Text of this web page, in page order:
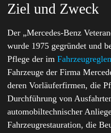
Ziel und Zweck
Der „Mercedes-Benz
wurde 1975 gegründet und
Pflege der im
Fahrzeuge der Firma
deren Vorläuferfirmen, die
Durchführung von
automobiltechnischer
Fahrzeugrestauration, die